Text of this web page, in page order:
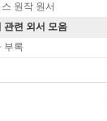
원작 원서
관련 외서 모음
부록